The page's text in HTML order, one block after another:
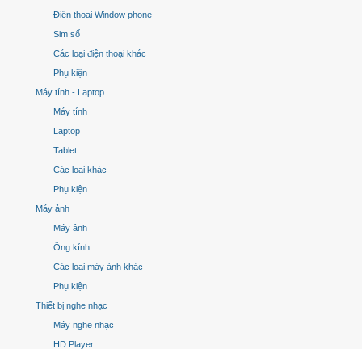
Điện thoại Window phone
Sim số
Các loại điện thoại khác
Phụ kiện
Máy tính - Laptop
Máy tính
Laptop
Tablet
Các loại khác
Phụ kiện
Máy ảnh
Máy ảnh
Ống kính
Các loại máy ảnh khác
Phụ kiện
Thiết bị nghe nhạc
Máy nghe nhạc
HD Player